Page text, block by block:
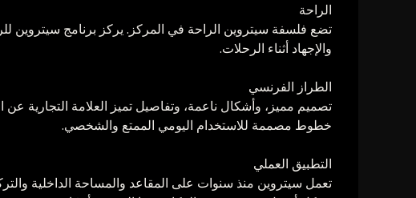
الراحة
تضع فلسفة سيتروين الراحة في المركز. يركز برنامج سيتروين
والإجهاد أثناء الرحلات.
الطراز الفرنسي
خطوط مصممة للاستخدام اليومي الممتع والشخصي.
التطبيق العملي
تعمل سيتروين منذ سنوات على المقاعد والمساحة الداخلية